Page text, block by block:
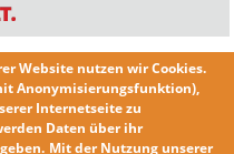
Website nutzen wirCookies.
Anonymisierungsfunktion),
Internetseite zu
Daten über ihr
Mit der Nutzung unserer